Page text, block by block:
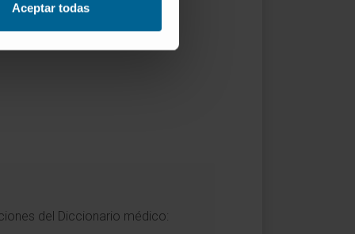
Aceptar todas
del Diccionario médico: